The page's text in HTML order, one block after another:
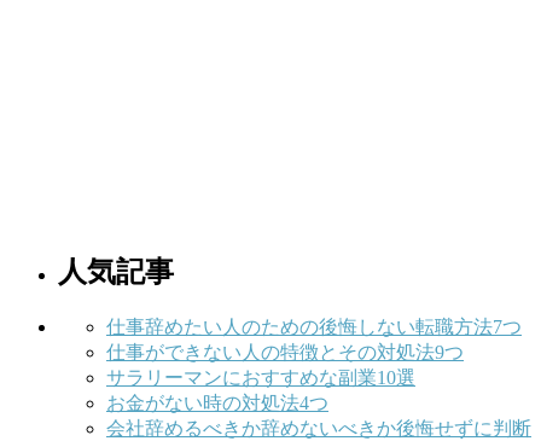
人気記事
仕事辞めたい人のための後悔しない転職方法7つ
仕事ができない人の特徴とその対処法9つ
サラリーマンにおすすめな副業10選
お金がない時の対処法4つ
会社辞めるべきか辞めないべきか後悔せずに判断